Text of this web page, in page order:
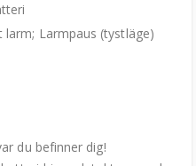
Larmpaus (tystläge)
du befinner dig!